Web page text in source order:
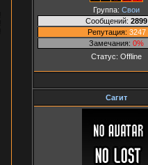
Группа: Свои
Сообщений: 2899
Репутация: 3247
Замечания: 0%
Статус: Offline
Сагит